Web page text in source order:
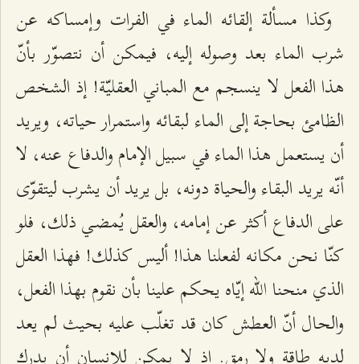
وكذا مسألة إلقائه الماء في الفرات وإمساكه عن
شرب الماء بعد وصوله إليه، فيمكن أن نتصوّر بأنّ
هذا الفعل لا ينسجم مع المباني العقليّة! إذ الشخص
الظامئ بحاجة إلى الماء لبقائه واستمرار حياته، ويريد
أن يستعمل هذا الماء في سبيل الإمام والدفاع عنه، لا
أنّه يريد البقاء والحياة دونه، بل يريد أن يشرب ليتقوّى
على الدفاع أكثر عن إمامه، والعقل يُمضـي ذلك، فلو
كنّا نحن مكانه لفعلنا هذا! أليس كذلك! فهذا العقل
الذي منحنا الله إيّاه يحكم علينا بأن نقوم بهذا الفعل،
والحال أنّ العطش كان قد تغلّب عليه بحيث لم يعد
لديه طاقة ولا رمق. إذ لا يمكن للإنسان أن يدرك